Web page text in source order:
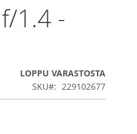
1.4 -
LOPPU VARASTOSTA
SKU
229102677